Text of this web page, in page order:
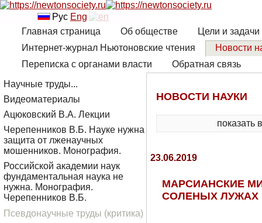
Рус Eng
Главная страница
Об обществе
Цели и
Интернет-журнал Ньютоновские чтения
Новости
Переписка с органами власти
Обратная связь
НОВОСТИ НАУКИ
показать
23.06.2019
МАРСИАНСКИЕ
СОЛЕНЫХ ЛУЖАХ
Научные труды...
Видеоматериалы
Ацюковский В.А. Лекции
Черепенников В.Б. Науке нужна
защита от лженаучных
мошенников. Монография.
Российской академии наук
фундаментальная наука не
нужна. Монография.
Черепенников В.Б.
Псевдонаучные труды (критика)